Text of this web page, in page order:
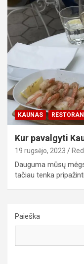
KAUNAS
Kur pavalgyti
19 rugsėjo, 2023
Dauguma mūsų
tačiau tenka
Paieška